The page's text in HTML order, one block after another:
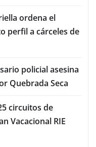
ordena el
perfil a cárceles de
policial asesina
Quebrada Seca
circuitos de
Vacacional RIE